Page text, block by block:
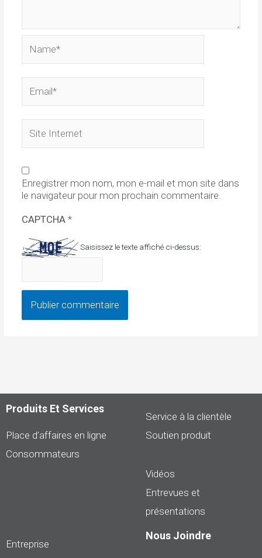
Internet
Enregistrer mon nom, mon e-mail et mon site dans
le navigateur pour mon prochain commentaire.
CAPTCHA *
Saisissez le texte affiché ci-dessus:
Produits Et Services
Place d’affaires en ligne
Consommateurs
Service à la clientèle
Soutien produit
Vidéos
Entrevues et
présentations
Entreprise
Nous Joindre